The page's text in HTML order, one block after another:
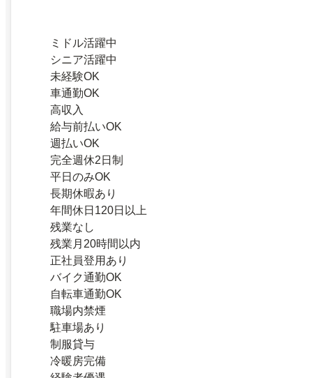
ミドル活躍中
シニア活躍中
未経験OK
車通勤OK
高収入
給与前払いOK
週払いOK
完全週休2日制
平日のみOK
長期休暇あり
年間休日120日以上
残業なし
残業月20時間以内
正社員登用あり
バイク通勤OK
自転車通勤OK
職場内禁煙
駐車場あり
制服貸与
冷暖房完備